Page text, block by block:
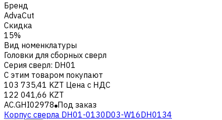
Бренд
AdvaCut
Скидка
15%
Вид номенклатуры
Головки для сборных сверл
Серия сверл: DH01
С этим товаром покупают
103 735,41 KZT Цена с НДС
122 041,66 KZT
AC.GHI02978 Под заказ
Корпус сверла DH01-0130D03-W16DH0134